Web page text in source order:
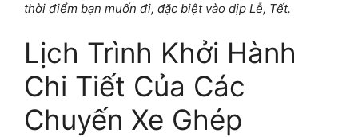
thời điểm bạn muốn đi, đặc biệt vào dịp Lễ, Tết.
Lịch Trình Khởi Hành
Chi Tiết Của Các
Chuyến Xe Ghép